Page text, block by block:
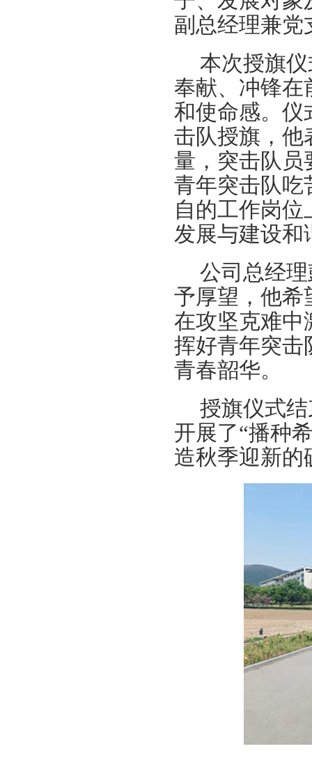
副总经理兼党
本次授旗
奉献、冲锋在
和使命感。仪
击队授旗，他
量，突击队员
青年突击队吃
自的工作岗
发展与建设和
公司总经
予厚望，他希
在攻坚克难中
挥好青年突击
青春韶华。
授旗仪式
开展了“播种
造秋季迎新的